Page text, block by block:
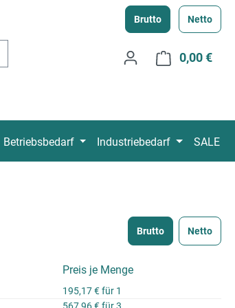
Brutto Netto
0,00 €
Betriebsbedarf Industriebedarf SALE
Brutto Netto
Preis je Menge
195,17 € für 1